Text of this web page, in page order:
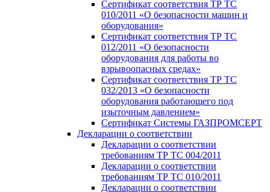
Сертификат соответствия ТР ТС
010/2011 «О безопасности машин и
оборудования»
Сертификат соответствия ТР ТС
012/2011 «О безопасности
оборудования для работы во
взрывоопасных средах»
Сертификат соответствия ТР ТС
032/2013 «О безопасности
оборудования работающего под
изыточным давлением»
Сертификат Системы ГАЗПРОМСЕРТ
Декларации о соответствии
Декларации о соответствии
требованиям ТР ТС 004/2011
Декларации о соответствии
требованиям ТР ТС 010/2011
Декларации о соответствии